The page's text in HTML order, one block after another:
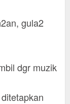
gula2
dgr muzik